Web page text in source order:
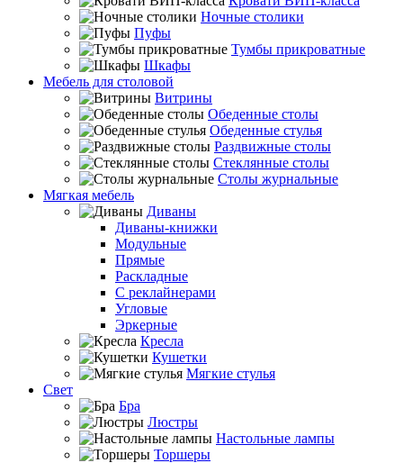
Ночные столики
Пуфы
Тумбы прикроватные
Шкафы
Мебель для столовой
Витрины
Обеденные столы
Обеденные стулья
Раздвижные столы
Стеклянные столы
Столы журнальные
Мягкая мебель
Диваны
Диваны-книжки
Модульные
Прямые
Раскладные
С реклайнерами
Угловые
Эркерные
Кресла
Кушетки
Мягкие стулья
Свет
Бра
Люстры
Настольные лампы
Торшеры